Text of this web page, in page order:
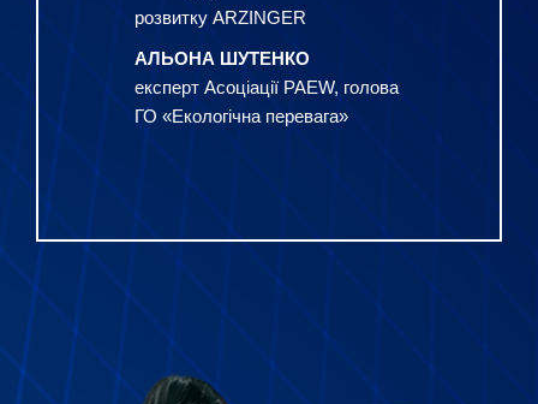
розвитку ARZINGER
АЛЬОНА ШУТЕНКО
експерт Асоціації PAEW, голова
ГО «Екологічна перевага»